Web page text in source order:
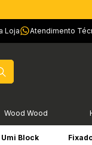
Loja Atendimento
Wood Wood
Umi Block